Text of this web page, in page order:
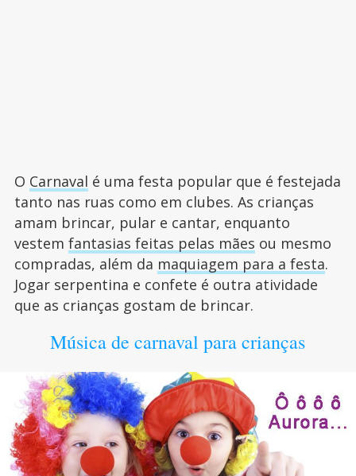
O Carnaval é uma festa popular que é festejada
tanto nas ruas como em clubes. As crianças
amam brincar, pular e cantar, enquanto
vestem fantasias feitas pelas mães ou mesmo
compradas, além da maquiagem para a festa.
Jogar serpentina e confete é outra atividade
que as crianças gostam de brincar.
Música de carnaval para crianças